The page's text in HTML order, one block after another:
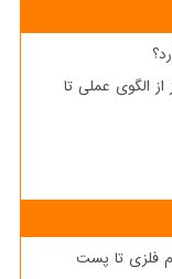
الگوی عملی تا
فلزی تا پست